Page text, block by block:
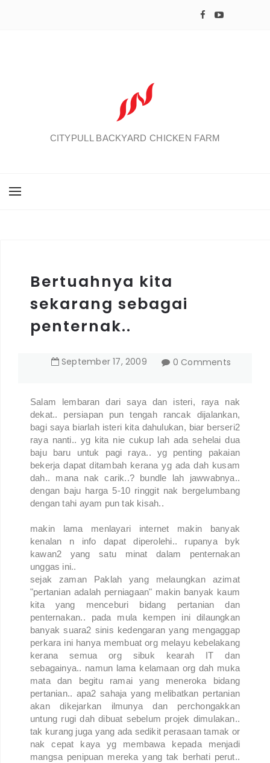
CITYPULL BACKYARD CHICKEN FARM
Bertuahnya kita
sekarang sebagai
penternak..
September 17,2009 0 Comments
Salam lembaran dari saya dan isteri, raya nak
dekat.. persiapan pun tengah rancak dijalankan,
bagi saya biarlah isteri kita dahulukan, biar berseri2
raya nanti.. yg kita nie cukup lah ada sehelai dua
baju baru untuk pagi raya.. yg penting pakaian
bekerja dapat ditambah kerana yg ada dah kusam
dah.. mana nak carik..? bundle lah jawwabnya..
dengan baju harga 5-10 ringgit nak bergelumbang
dengan tahi ayam pun tak kisah..
makin lama menlayari internet makin banyak
kenalan n info dapat diperolehi.. rupanya byk
kawan2 yang satu minat dalam penternakan
unggas ini..
sejak zaman Paklah yang melaungkan azimat
"pertanian adalah perniagaan" makin banyak kaum
kita yang menceburi bidang pertanian dan
penternakan.. pada mula kempen ini dilaungkan
banyak suara2 sinis kedengaran yang mengaggap
perkara ini hanya membuat org melayu kebelakang
kerana semua org sibuk kearah IT dan
sebagainya.. namun lama kelamaan org dah muka
mata dan begitu ramai yang meneroka bidang
pertanian.. apa2 sahaja yang melibatkan pertanian
akan dikejarkan ilmunya dan perchongakkan
untung rugi dah dibuat sebelum projek dimulakan..
tak kurang juga yang ada sedikit perasaan tamak or
nak cepat kaya yg membawa kepada menjadi
mangsa penipuan mereka yang tak berhati perut..